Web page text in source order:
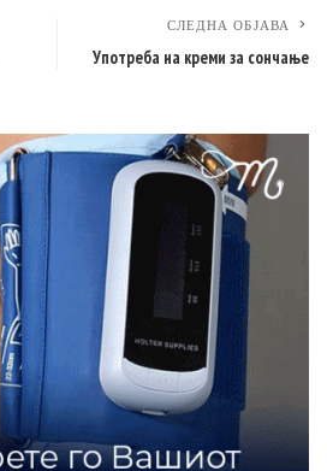
СЛЕДНА ОБЈАВА
Употреба на креми за сончање